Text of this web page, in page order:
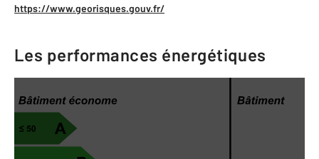
https://www.georisques.gouv.fr/
Les performances énergétiques